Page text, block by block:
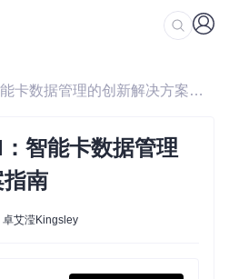
/ MifareOneTool：智能卡数据管理的创新解决方案指南
智能卡数据管理
南
卓艾滢Kingsley